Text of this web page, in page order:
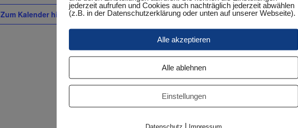
Zum Kalender hinzufügen
Oktober 18, 2024
Zeit:
Veranstaltungskategorie:
jederzeit aufrufen und Cookies auch nachträglich jederzeit abwählen
(z.B. in der Datenschutzerklärung oder unten auf unserer Webseite).
Alle akzeptieren
Alle ablehnen
Einstellungen
Datenschutz | Impressum